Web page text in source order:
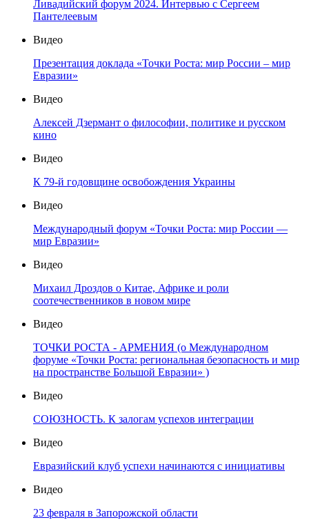
Ливадийский форум 2024. Интервью с Сергеем
Пантелеевым
Видео
Презентация доклада «Точки Роста: мир России – мир
Евразии»
Видео
Алексей Дзермант о философии, политике и русском
кино
Видео
К 79-й годовщине освобождения Украины
Видео
Международный форум «Точки Роста: мир России —
мир Евразии»
Видео
Михаил Дроздов о Китае, Африке и роли
соотечественников в новом мире
Видео
ТОЧКИ РОСТА - АРМЕНИЯ (о Международном
форуме «Точки Роста: региональная безопасность и мир
на пространстве Большой Евразии» )
Видео
СОЮЗНОСТЬ. К залогам успехов интеграции
Видео
Евразийский клуб успехи начинаются с инициативы
Видео
23 февраля в Запорожской области